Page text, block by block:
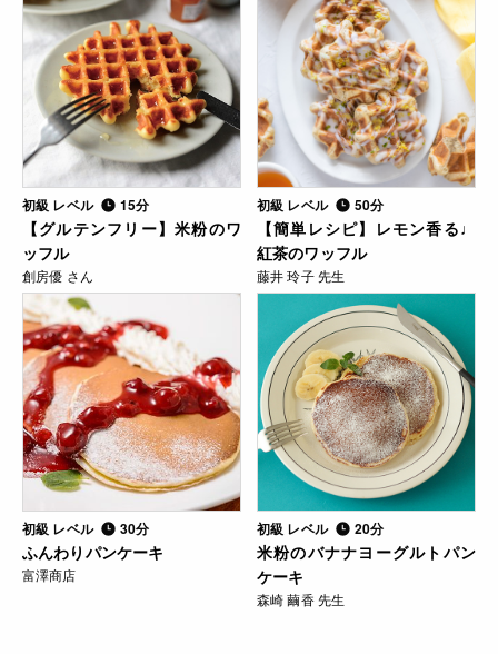
初級 レベル 15分
【グルテンフリー】米粉のワ
ッフル
創房優 さん
初級 レベル 50分
【簡単レシピ】レモン香る♩
紅茶のワッフル
藤井 玲子 先生
初級 レベル 30分
ふんわりパンケーキ
富澤商店
初級 レベル 20分
米粉のバナナヨーグルトパン
ケーキ
森崎 繭香 先生